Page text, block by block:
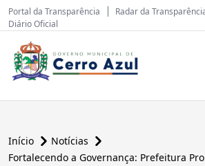
Portal da Transparência Radar da
Diário Oficial
Início
Notícias
Fortalecendo a Governança: Prefeitura